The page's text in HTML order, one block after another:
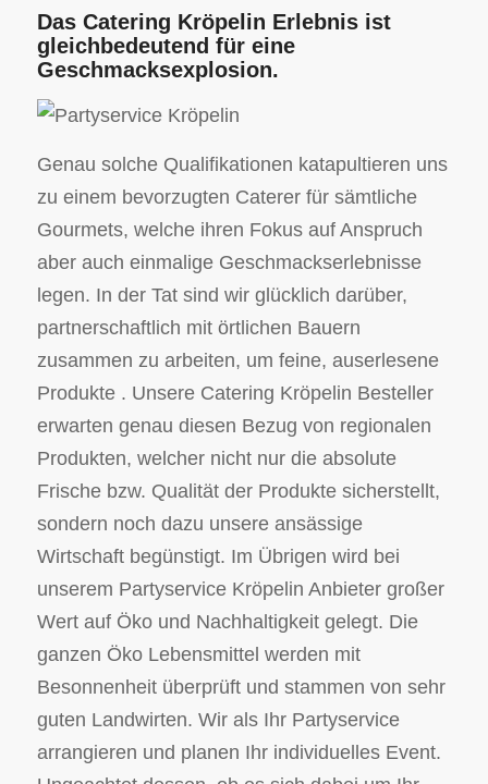
Das Catering Kröpelin Erlebnis ist
gleichbedeutend für eine
Geschmacksexplosion.
Genau solche Qualifikationen katapultieren uns
zu einem bevorzugten Caterer für sämtliche
Gourmets, welche ihren Fokus auf Anspruch
aber auch einmalige Geschmackserlebnisse
legen. In der Tat sind wir glücklich darüber,
partnerschaftlich mit örtlichen Bauern
zusammen zu arbeiten, um feine, auserlesene
Produkte . Unsere Catering Kröpelin Besteller
erwarten genau diesen Bezug von regionalen
Produkten, welcher nicht nur die absolute
Frische bzw. Qualität der Produkte sicherstellt,
sondern noch dazu unsere ansässige
Wirtschaft begünstigt. Im Übrigen wird bei
unserem Partyservice Kröpelin Anbieter großer
Wert auf Öko und Nachhaltigkeit gelegt. Die
ganzen Öko Lebensmittel werden mit
Besonnenheit überprüft und stammen von sehr
guten Landwirten. Wir als Ihr Partyservice
arrangieren und planen Ihr individuelles Event.